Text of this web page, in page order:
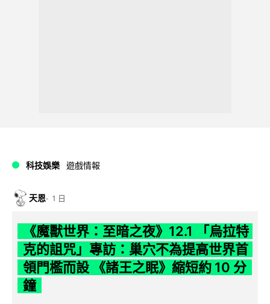
科技娛樂 遊戲情報
天恩 1 日
《魔獸世界：至暗之夜》12.1 「烏拉特
克的詛咒」專訪：巢穴不為提高世界首
領門檻而設 《諸王之眠》縮短約 10 分
鐘